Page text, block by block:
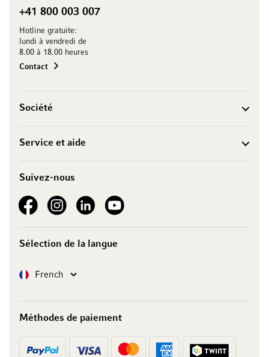
+41 800 003 007
Hotline gratuite:
lundi à vendredi de
8.00 à 18.00 heures
Contact
Société
Service et aide
Suivez-nous
See our FacebookSee our Instagram account
See our LinkedInSee our YouTube channel
Sélection de la langue
LangueFrench
Méthodes de paiement